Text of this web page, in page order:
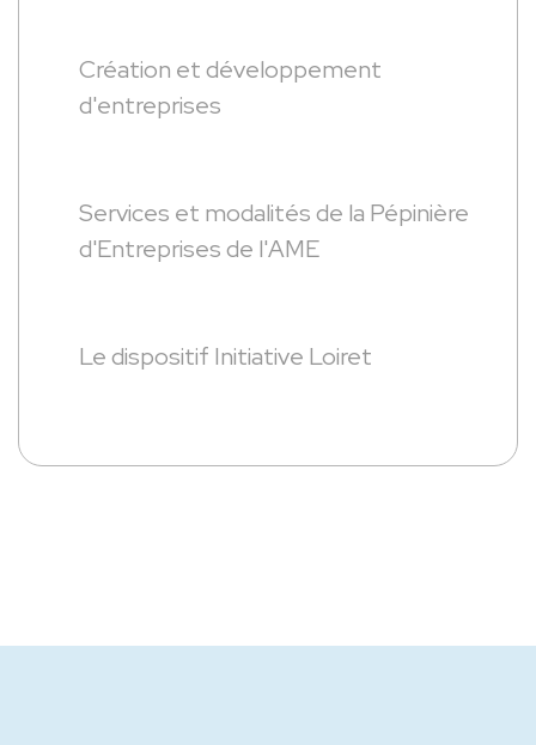
Création et développement
d'entreprises
Services et modalités de la Pépinière
d'Entreprises de l'AME
Le dispositif Initiative Loiret